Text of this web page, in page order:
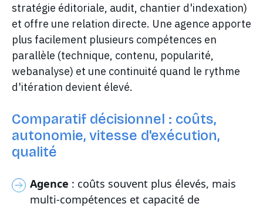
stratégie éditoriale, audit, chantier d'indexation)
et offre une relation directe. Une agence apporte
plus facilement plusieurs compétences en
parallèle (technique, contenu, popularité,
webanalyse) et une continuité quand le rythme
d'itération devient élevé.
Comparatif décisionnel : coûts,
autonomie, vitesse d'exécution,
qualité
Agence : coûts souvent plus élevés, mais
multi-compétences et capacité de